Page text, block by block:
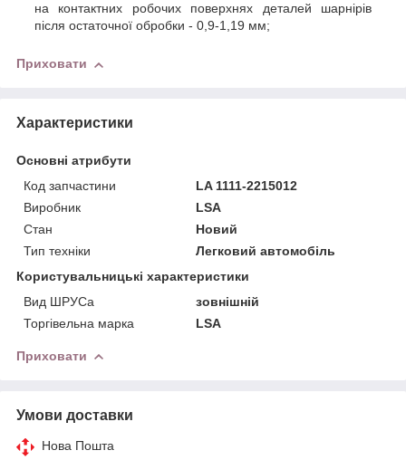
на контактних робочих поверхнях деталей шарнірів
після остаточної обробки - 0,9-1,19 мм;
Приховати
Характеристики
Основні атрибути
Код запчастини
LA 1111-2215012
Виробник
LSA
Стан
Новий
Тип техніки
Легковий автомобіль
Користувальницькі характеристики
Вид ШРУСа
зовнішній
Торгівельна марка
LSA
Приховати
Умови доставки
Нова Пошта